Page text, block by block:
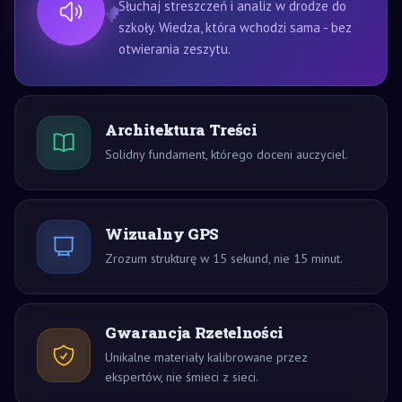
Słuchaj streszczeń i analiz w drodze do
szkoły. Wiedza, która wchodzi sama - bez
otwierania zeszytu.
Architektura Treści
Solidny fundament, którego doceni auczyciel.
Wizualny GPS
Zrozum strukturę w 15 sekund, nie 15 minut.
Gwarancja Rzetelności
Unikalne materiały kalibrowane przez
ekspertów, nie śmieci z sieci.